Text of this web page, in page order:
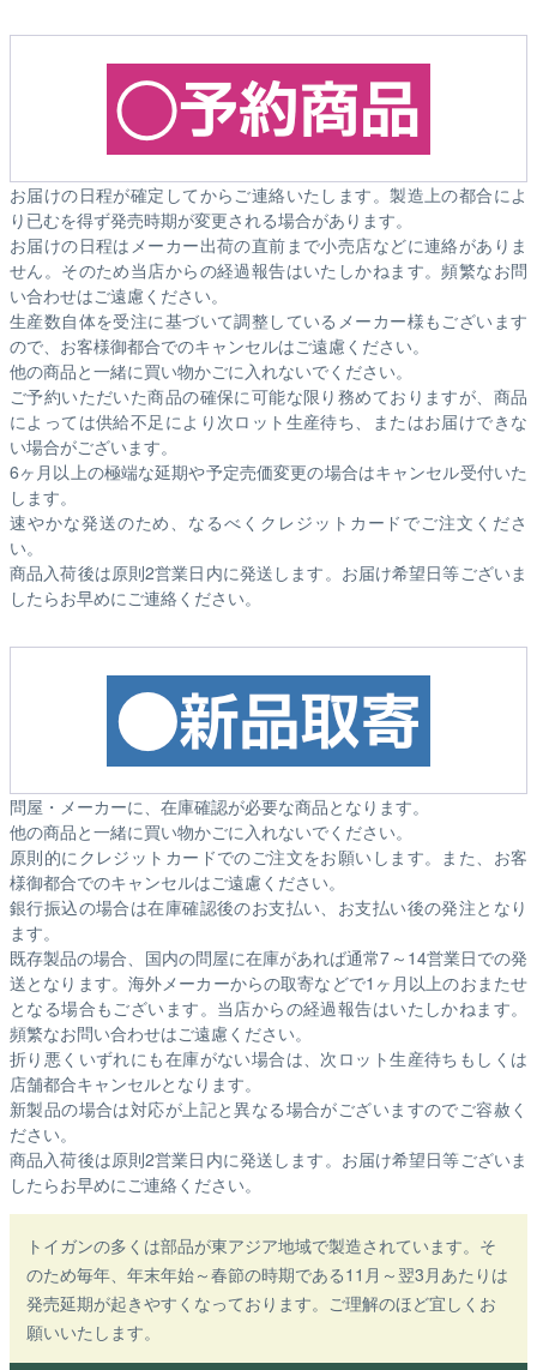
お届けの日程が確定してからご連絡いたします。製造上の都合によ
り已むを得ず発売時期が変更される場合があります。
お届けの日程はメーカー出荷の直前まで小売店などに連絡がありま
せん。そのため当店からの経過報告はいたしかねます。頻繁なお問
い合わせはご遠慮ください。
生産数自体を受注に基づいて調整しているメーカー様もございます
ので、お客様御都合でのキャンセルはご遠慮ください。
他の商品と一緒に買い物かごに入れないでください。
ご予約いただいた商品の確保に可能な限り務めておりますが、商品
によっては供給不足により次ロット生産待ち、またはお届けできな
い場合がございます。
6ヶ月以上の極端な延期や予定売価変更の場合はキャンセル受付いた
します。
速やかな発送のため、なるべくクレジットカードでご注文くださ
い。
商品入荷後は原則2営業日内に発送します。お届け希望日等ございま
したらお早めにご連絡ください。
問屋・メーカーに、在庫確認が必要な商品となります。
他の商品と一緒に買い物かごに入れないでください。
原則的にクレジットカードでのご注文をお願いします。また、お客
様御都合でのキャンセルはご遠慮ください。
銀行振込の場合は在庫確認後のお支払い、お支払い後の発注となり
ます。
既存製品の場合、国内の問屋に在庫があれば通常7～14営業日での発
送となります。海外メーカーからの取寄などで1ヶ月以上のおまたせ
となる場合もございます。 当店からの経過報告はいたしかねます。
頻繁なお問い合わせはご遠慮ください。
折り悪くいずれにも在庫がない場合は、次ロット生産待ちもしくは
店舗都合キャンセルとなります。
新製品の場合は対応が上記と異なる場合がございますのでご容赦く
ださい。
商品入荷後は原則2営業日内に発送します。お届け希望日等ございま
したらお早めにご連絡ください。
トイガンの多くは部品が東アジア地域で製造されています。そ
のため毎年、年末年始～春節の時期である11月～翌3月あたりは
発売延期が起きやすくなっております。ご理解のほど宜しくお
願いいたします。